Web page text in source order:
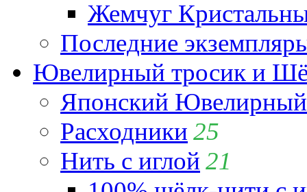
Жемчуг
Последние
Ювелирный тросик и
Японский
Расходники 25
Нить с иглой 21